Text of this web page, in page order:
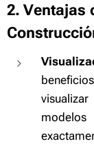
2. Ventajas